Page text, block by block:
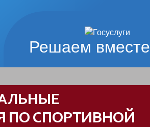
Решаем вместе
ПО СПОРТИВНОЙ